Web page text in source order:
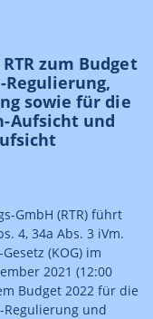
zum Budget
sowie für die
Aufsicht und
GmbH (RTR) führt
4, 34a Abs. 3 iVm.
(KOG) im
2021 (12:00
Budget 2022 für die
Regulierung und